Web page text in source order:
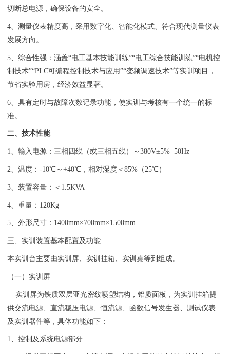
切断总电源，确保设备的安全。
4、测量仪表精度高，采用数字化、智能化模式、符合现代测量仪表
发展方向。
5、综合性强：涵盖“电工基本技能训练”“电工综合技能训练”“电机控
制技术”“PLC可编程控制技术与应用”“变频调速技术”等实训项目，
节省实验用房，经济效益显著。
6、具有定时与故障次数记录功能，使实训与考核有一个统一的标
准。
二、技术性能
1、输入电源：三相四线（或三相五线）～380V±5% 50Hz
2、温度：-10℃～+40℃，相对湿度＜85%（25℃）
3、装置容量：＜1.5KVA
4、重量：120Kg
5、外形尺寸：1400mm×700mm×1500mm
三、实训装置基本配置及功能
本实训台主要由实训屏、实训挂箱、实训桌等到组成。
（一）实训屏
实训屏为铁质双层亚光密纹喷塑结构，铝质面板，为实训挂箱提
供交流电源、直流稳压电源、恒流源、函数信号发生器、测试仪表
及实训器件等，具体功能如下：
1、控制及系统电源部分